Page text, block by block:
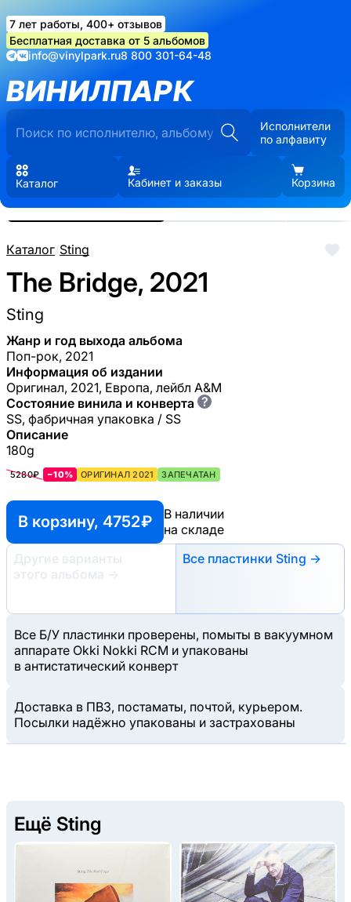
7 лет работы, 400+ отзывов
Бесплатная доставка от 5 альбомов
info@vinylpark.ru8 800 301-64-48
ВИНИЛПАРК
Исполнители
по алфавиту
Каталог Кабинет и заказы Корзина
Каталог/Sting
The Bridge, 2021
Sting
Жанр и год выхода альбома
Поп-рок, 2021
Информация об издании
Оригинал, 2021, Европа, лейбл A&M
Состояние винила и конверта ?
SS, фабричная упаковка / SS
Описание
180g
5280₽ −10% ОРИГИНАЛ 2021 ЗАПЕЧАТАН
В корзину, 4752 ₽
В наличии
на складе
Другие варианты
этого альбома
→
Все пластинки Sting →
Все Б/У пластинки проверены, помыты в вакуумном
аппарате Okki Nokki RCM и упакованы
в антистатический конверт
Доставка в ПВЗ, постаматы, почтой, курьером.
Посылки надёжно упакованы и застрахованы
Реальные фото пластинки.
Нажмите, чтобы увеличить
Ещё Sting